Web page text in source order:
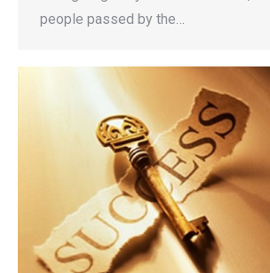
people passed by the…